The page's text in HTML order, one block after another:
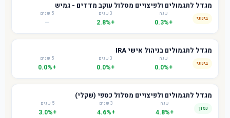
מגדל לתגמולים ולפיצויים מסלול עוקב מדדים - גמיש
בינוני
שנה
+0.3%
3 שנים
+2.8%
5 שנים
—
מגדל לתגמולים בניהול אישי IRA
בינוני
שנה
+0.0%
3 שנים
+0.0%
5 שנים
+0.0%
מגדל לתגמולים ולפיצויים מסלול כספי (שקלי)
נמוך
שנה
+4.8%
3 שנים
+4.6%
5 שנים
+3.0%